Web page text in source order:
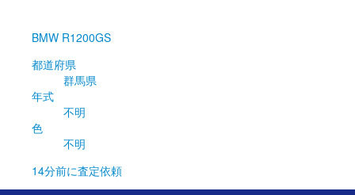
BMW R1200GS
都道府県
群馬県
年式
不明
色
不明
14分前に査定依頼